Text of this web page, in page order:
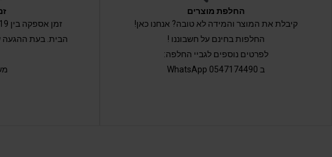
החלפת מוצרים
קיבלת את המוצר והמידה לא טובה? אנחנו כאן!
החלפות בחינם על חשבוננו !
לפרטים נוספים לגביי החלפה:
ב 0547174490 WhatsApp
הבית. בעת ההגעה